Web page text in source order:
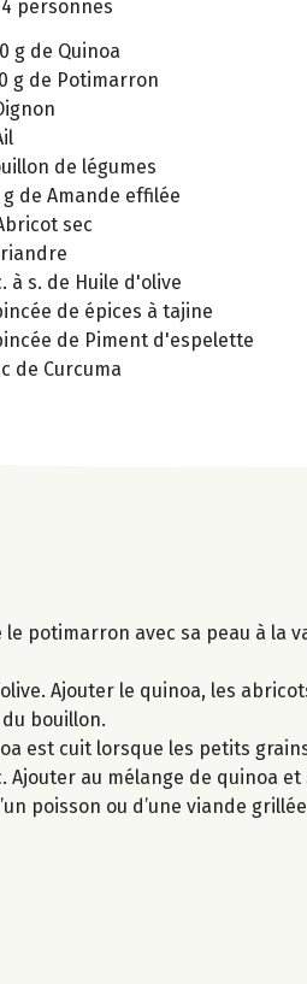
personnes
g de Quinoa
g de Potimarron
de légumes
g de Amande effilée
sec
à s. de Huile d'olive
de épices à tajine
de Piment d'espelette
de Curcuma
potimarron avec sa peau à la
Ajouter le quinoa, les
bouillon.
est cuit lorsque les petits
au mélange de quinoa
poisson ou d’une viande